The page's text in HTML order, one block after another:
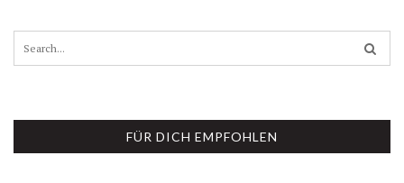
h
o
FÜR DICH EMPFOHLEN